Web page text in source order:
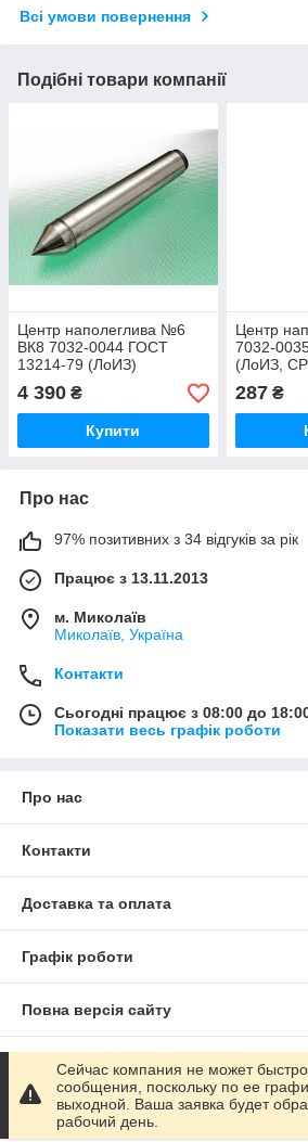
Всі умови повернення
Подібні товари компанії
Центр наполеглива №6
ВК8 7032-0044 ГОСТ
13214-79 (ЛоИЗ)
4 390 ₴
Купити
Центр
7032-
(ЛоИЗ,
287₴
Про нас
97% позитивних з 34 відгуків за рік
Працює з 13.11.2013
м. Миколаїв
Миколаїв, Україна
Контакти
Сьогодні працює з 08:00 до
Показати весь графік роботи
Про нас
Контакти
Доставка та оплата
Графік роботи
Повна версія сайту
Сайт створено на маркетплейсі
Політика конфіденційності
Сейчас компания не может
сообщения, поскольку по ее
выходной. Ваша заявка будет
рабочий день.